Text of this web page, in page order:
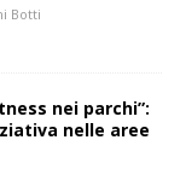
Botti
nei parchi”:
nelle aree